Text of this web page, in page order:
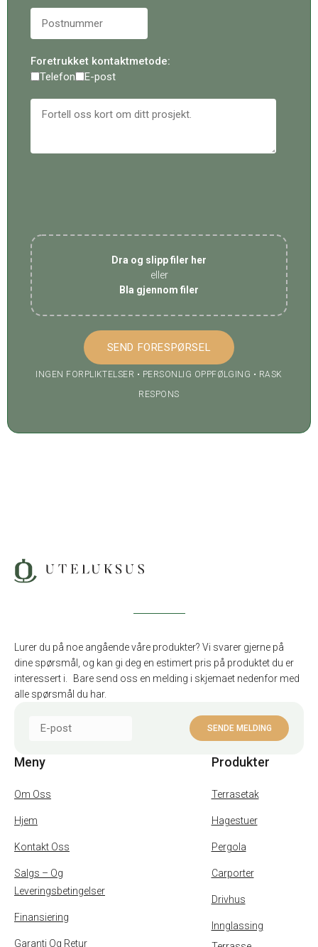
Foretrukket kontaktmetode:
Telefon
E-post
Dra og slipp filer her
eller
Bla gjennom filer
INGEN FORPLIKTELSER • PERSONLIG OPPFØLGING • RASK
RESPONS
Lurer du på noe angående våre produkter? Vi svarer gjerne på
dine spørsmål, og kan gi deg en estimert pris på produktet du er
interessert i. Bare send oss en melding i skjemaet nedenfor med
alle spørsmål du har.
Meny
Om Oss
Hjem
Kontakt Oss
Salgs – Og
Leveringsbetingelser
Finansiering
Garanti Og Retur
Produkter
Terrasetak
Hagestuer
Pergola
Carporter
Drivhus
Innglassing